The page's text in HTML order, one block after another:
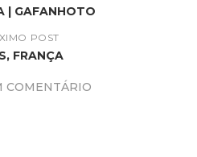
| GAFANHOTO
POST
FRANÇA
COMENTÁRIO